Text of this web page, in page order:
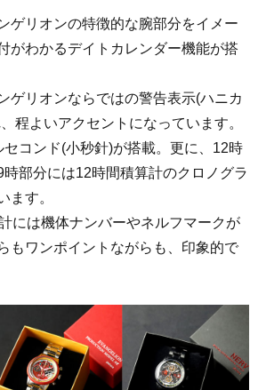
ゲリオンの特徴的な腕部分をイメー
がわかるデイトカレンダー機能が搭
ゲリオンならではの警告表示(ハニカ
程よいアクセントになっています。
コンド(小秒針)が搭載。更に、12時
部分には12時間積算計のクロノグラ
ます。
には機体ナンバーやネルフマークが
もワンポイントながらも、印象的で